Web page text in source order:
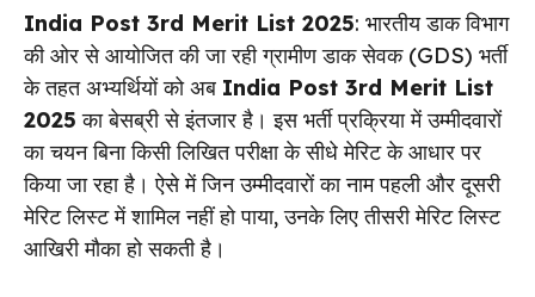
India Post 3rd Merit List 2025: भारतीय डाक विभाग
की ओर से आयोजित की जा रही ग्रामीण डाक सेवक (GDS) भर्ती
के तहत अभ्यर्थियों को अब India Post 3rd Merit List
2025 का बेसब्री से इंतजार है। इस भर्ती प्रक्रिया में उम्मीदवारों
का चयन बिना किसी लिखित परीक्षा के सीधे मेरिट के आधार पर
किया जा रहा है। ऐसे में जिन उम्मीदवारों का नाम पहली और दूसरी
मेरिट लिस्ट में शामिल नहीं हो पाया, उनके लिए तीसरी मेरिट लिस्ट
आखिरी मौका हो सकती है।